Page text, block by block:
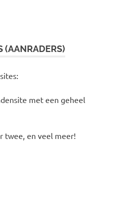
(AANRADERS)
met een geheel
twee, en veel meer!